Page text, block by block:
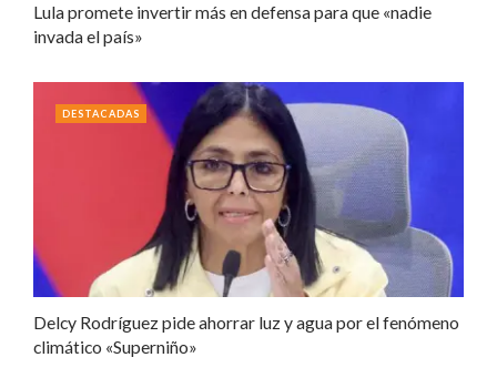
Lula promete invertir más en defensa para que «nadie
invada el país»
Delcy Rodríguez pide ahorrar luz y agua por el fenómeno
climático «Superniño»
DESTACADAS